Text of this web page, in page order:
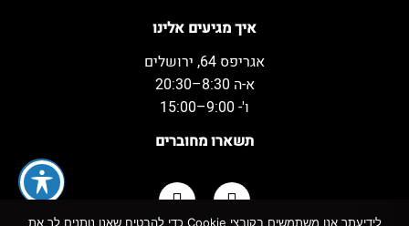
איך מגיעים אלינו
אגריפס 64, ירושלים
א-ה 8:30–20:30
ו'- 9:00–15:00
תשארו מחוברים
לידיעתך אנו משתמשים בקובצי Cookie כדי להבטיח שאנו נותנים לך את